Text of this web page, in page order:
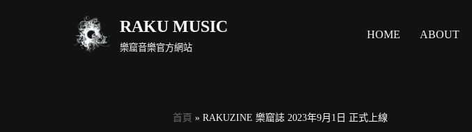
RAKU MUSIC
樂窟音樂官方網站
HOME ABOUT
首頁 »RAKUZINE 樂窟誌 2023年9月1日 正式上線